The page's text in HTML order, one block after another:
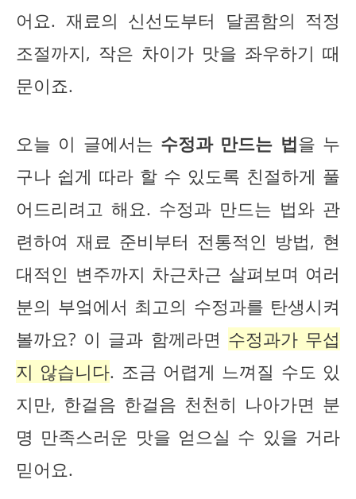
어요. 재료의 신선도부터 달콤함의 적정
조절까지, 작은 차이가 맛을 좌우하기 때
문이죠.
오늘 이 글에서는 수정과 만드는 법을 누
구나 쉽게 따라 할 수 있도록 친절하게 풀
어드리려고 해요. 수정과 만드는 법와 관
련하여 재료 준비부터 전통적인 방법, 현
대적인 변주까지 차근차근 살펴보며 여러
분의 부엌에서 최고의 수정과를 탄생시켜
볼까요? 이 글과 함께라면 수정과가 무섭
지 않습니다. 조금 어렵게 느껴질 수도 있
지만, 한걸음 한걸음 천천히 나아가면 분
명 만족스러운 맛을 얻으실 수 있을 거라
믿어요.